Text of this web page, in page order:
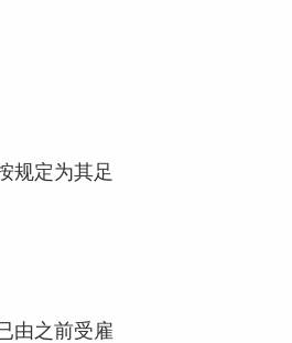
规定为其足
由之前受雇